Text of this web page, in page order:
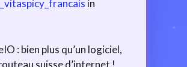
in
: bien plus qu’un logiciel,
suisse d’internet !